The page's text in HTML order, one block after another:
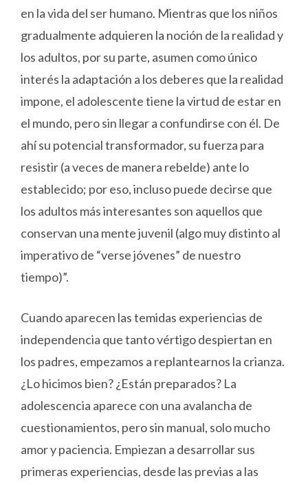
en la vida del ser humano. Mientras que los niños
gradualmente adquieren la noción de la realidad y
los adultos, por su parte, asumen como único
interés la adaptación a los deberes que la realidad
impone, el adolescente tiene la virtud de estar en
el mundo, pero sin llegar a confundirse con él. De
ahí su potencial transformador, su fuerza para
resistir (a veces de manera rebelde) ante lo
establecido; por eso, incluso puede decirse que
los adultos más interesantes son aquellos que
conservan una mente juvenil (algo muy distinto al
imperativo de “verse jóvenes” de nuestro
tiempo)”.
Cuando aparecen las temidas experiencias de
independencia que tanto vértigo despiertan en
los padres, empezamos a replantearnos la crianza.
¿Lo hicimos bien? ¿Están preparados? La
adolescencia aparece con una avalancha de
cuestionamientos, pero sin manual, solo mucho
amor y paciencia. Empiezan a desarrollar sus
primeras experiencias, desde las previas a las